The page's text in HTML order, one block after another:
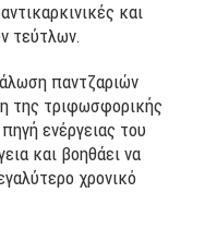
και
τεύτλων.
παντζαριών
της τριφωσφορικής
ενέργειας του
και βοηθάει να
χρονικό